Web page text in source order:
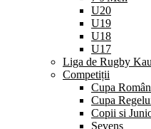
U20
U19
U18
U17
Liga de Rugby
Competiții
Cupa
Cupa
Copii si
Sevens